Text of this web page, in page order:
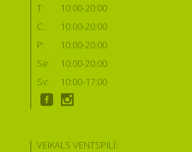
T:
10:00-20:00
C:
10:00-20:00
P:
10:00-20:00
Se:
10:00-20:00
Sv:
10:00-17:00
VEIKALS VENTSPILĪ: